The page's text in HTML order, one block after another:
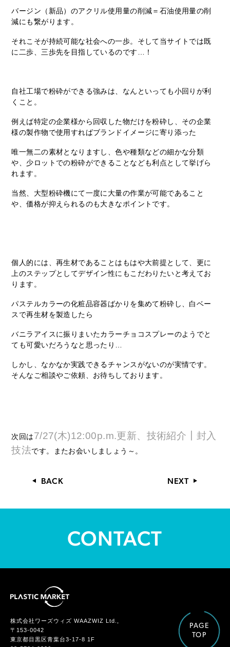
バージン（新品）のアクリル使用量の削減＝石油使用量の削
減にも繋がります。
それこそが持続可能な社会への一歩。そして当サイトでは既
に二歩、三歩先を目指しているのです…！
自社工場で粉砕ができる強みは、なんといっても小回りが利
くこと。
例えば特定の企業様から回収した物だけを粉砕し、その企業
様の製作物で使用すればブランドイメージに寄り添った
唯一無二の素材となりますし、色や種類などの細かな分類
や、少ロットでの粉砕ができることなども利点として挙げら
れます。
当然、大型粉砕機にて一度に大量の作業が可能であること
や、価格が抑えられるのも大きなポイントです。
個人的には、再生材であることはもはや大前提として、更に
上のステップとしてデザイン性にもこだわりたいと考えてお
ります。
パステルカラーの化粧品容器ばかりを集めて粉砕し、白ベー
スで再生材を製造したら
バニラアイスに振りまいたカラーチョコスプレーのようでと
ても可愛いだろうなと思ったり…
しかし、なかなか実践できるチャンスがないのが実情です。
そんなご相談やご依頼、お待ちしております。
次回は7/27(木)12:00p.m.更新、技術紹介┃封入
技法です。またお会いしましょう～。
BACK NEXT
CONTACT
株式会社ワーズウィズ WAAZWIZ Ltd.,
〒153-0042
東京都目黒区青葉台3-17-8 1F
PAGE
TOP